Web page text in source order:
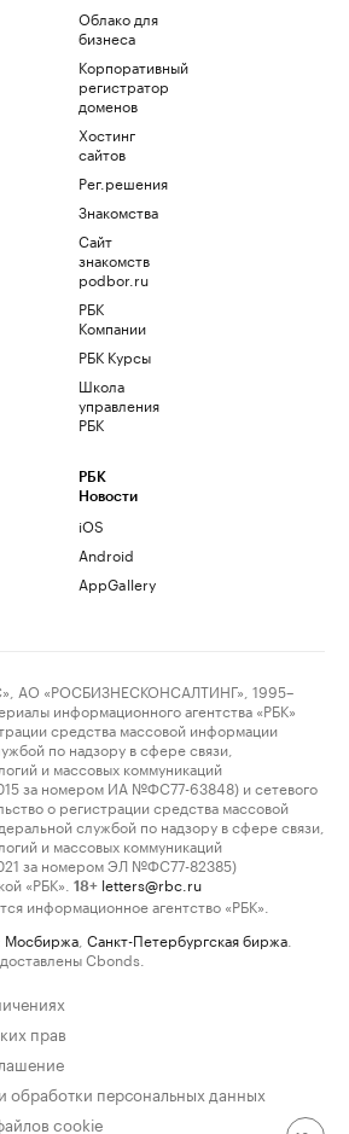
Облако для
бизнеса
Корпоративный
регистратор
доменов
Хостинг
сайтов
Рег.решения
Знакомства
Сайт
знакомств
podbor.ru
РБК
Компании
РБК Курсы
Школа
управления
РБК
РБК
Новости
iOS
Android
AppGallery
АО «РОСБИЗНЕСКОНСАЛТИНГ», 1995–
информационного агентства «РБК»
средства массовой информации
по надзору в сфере связи,
и массовых коммуникаций
за номером ИА №ФС77-63848) и сетевого
о регистрации средства массовой
службой по надзору в сфере связи,
и массовых коммуникаций
за номером ЭЛ №ФС77-82385)
«РБК».
18+ letters@rbc.ru
информационное агентство «РБК».
Мосбиржа Санкт-Петербургская биржа
Cbonds.
прав
обработки персональных данных
cookie